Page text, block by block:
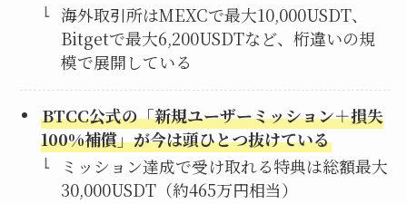
海外取引所はMEXCで最大10,000USDT、
Bitgetで最大6,200USDTなど、桁違いの規
模で展開している
BTCC公式の「新規ユーザーミッション＋損失
100%補償」が今は頭ひとつ抜けている
ミッション達成で受け取れる特典は総額最大
30,000USDT（約465万円相当）